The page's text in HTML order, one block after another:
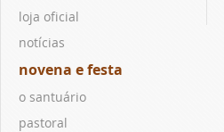
loja oficial
notícias
novena e festa
o santuário
pastoral